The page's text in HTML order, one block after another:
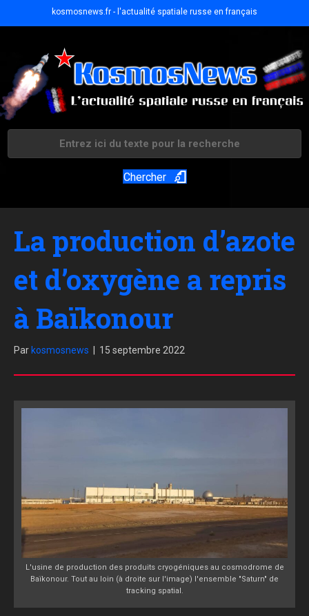
kosmosnews.fr - l'actualité spatiale russe en français
Chercher
La production d’azote
et d’oxygène a repris
à Baïkonour
Par kosmosnews 15 septembre 2022
L'usine de production des produits cryogéniques au cosmodrome de
Baïkonour. Tout au loin (à droite sur l'image) l'ensemble "Saturn" de
tracking spatial.